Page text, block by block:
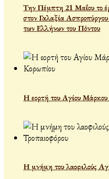
Την Πέμπτη 21 Μαΐου το
στον Γαλαξία
των Ελλήνων του Πόντου
Η εορτή του Αγίου
Η μνήμη του λαοφιλούς